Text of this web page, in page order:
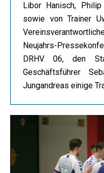
Libor Hanisch,
sowie von Trainer
Neujahrs-
DRHV 06, den
Geschäftsführer
Jungandreas einige